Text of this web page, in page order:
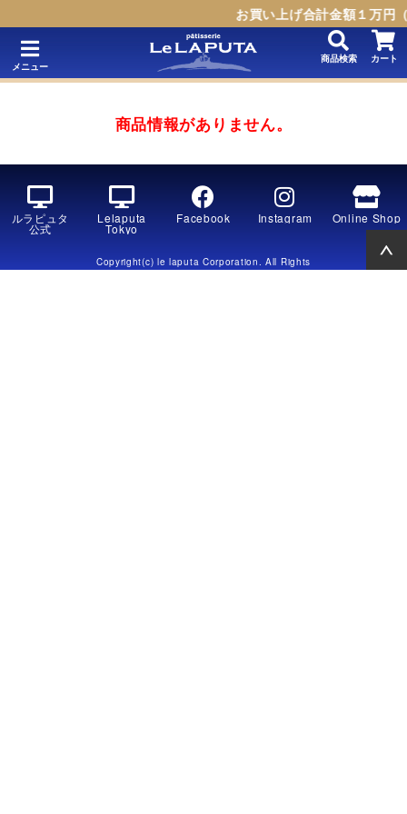
お買い上げ合計金額１万円
メニュー
商品検索 カート
商品情報がありません。
ルラピュタ
公式
Lelaputa
Tokyo
Facebook Instagram Online Shop
Copyright(c) le laputa Corporation. All Rights